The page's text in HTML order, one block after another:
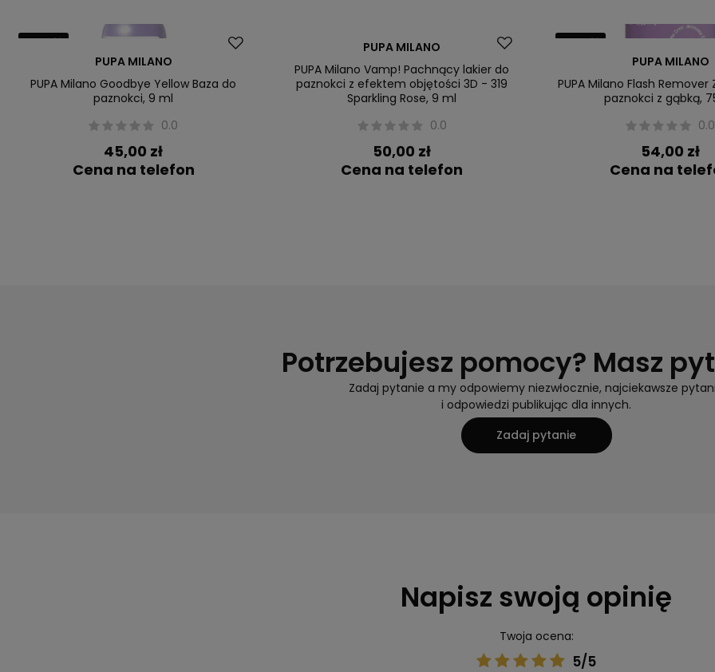
Nowość
PUPA MILANO
PUPA Milano Goodbye Yellow Baza do
paznokci, 9 ml
0.0
45,00 zł
Cena na telefon
PUPA MILANO
PUPA Milano Vamp! Pachnący lakier do
paznokci z efektem objętości 3D - 319
Sparkling Rose, 9 ml
0.0
50,00 zł
Cena na telefon
Nowość
PUPA MILANO
PUPA Milano Flash
paznokci z gąbką,
0.0
54,00 zł
Cena na
Potrzebujesz pomocy? Masz
Zadaj pytanie a my odpowiemy niezwłocznie, najciekawsze
i odpowiedzi publikując dla innych.
Zadaj pytanie
Napisz swoją opinię
Twoja ocena:
5/5